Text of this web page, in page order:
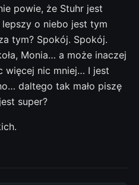
powie, że Stuhr jest
o niebo jest tym
tym? Spokój. Spokój.
Monia… a może inaczej
więcej nic mniej… I jest
daltego tak mało piszę
super?